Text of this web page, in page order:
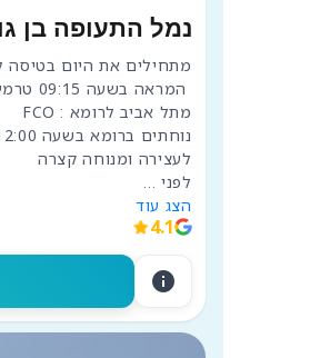
נמל התעופה בן
לעצירה ומנוחה קצרה
לפני ...
הצג עוד
4.1
info